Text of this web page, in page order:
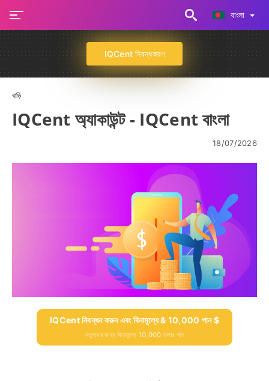
বাংলা
IQCent নিবন্ধকরণ
বাড়ি
IQCent অ্যাকাউন্ট - IQCent বাংলা
18/07/2026
IQCent নিবন্ধন করুন এবং বিনামূল্যে & 10,000 পান $
নতুনদের জন্য বিনামূল্যে 10,000 ডলার পান